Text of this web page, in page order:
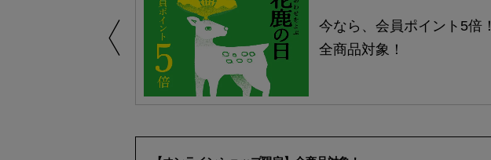
今なら、会員ポイント5倍！
全商品対象！